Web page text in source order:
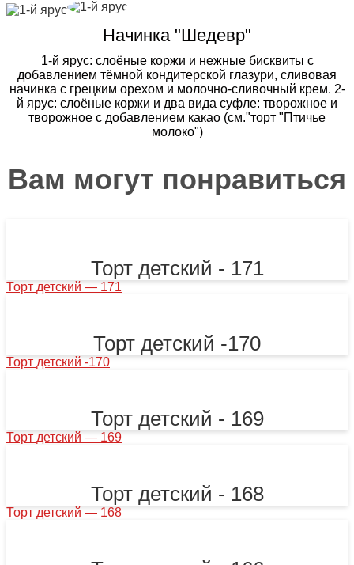
Начинка "Шедевр"
1-й ярус: слоёные коржи и нежные бисквиты с
добавлением тёмной кондитерской глазури, сливовая
начинка с грецким орехом и молочно-сливочный крем. 2-
й ярус: слоёные коржи и два вида суфле: творожное и
творожное с добавлением какао (см."торт "Птичье
молоко")
Вам могут понравиться
Торт детский - 171
Торт детский — 171
Торт детский -170
Торт детский -170
Торт детский - 169
Торт детский — 169
Торт детский - 168
Торт детский — 168